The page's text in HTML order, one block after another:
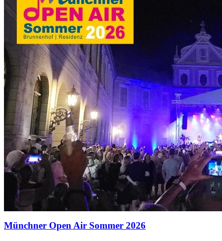
Münchner Open Air Sommer 2026